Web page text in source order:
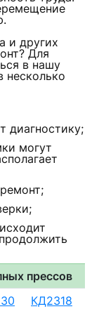
и других
Для
в нашу
несколько
диагностику;
могут
прессов
КД2318